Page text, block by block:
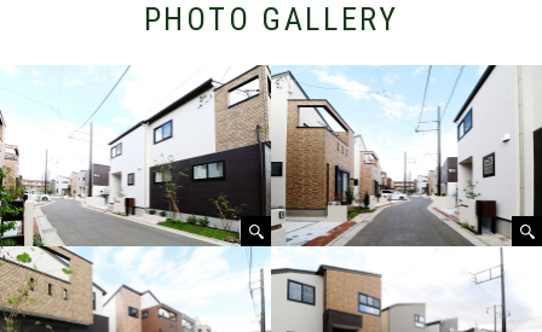
PHOTO GALLERY